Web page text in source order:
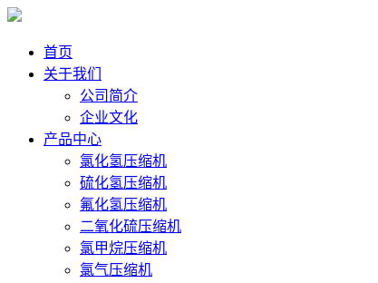
首页
关于我们
公司简介
企业文化
产品中心
氯化氢压缩机
硫化氢压缩机
氟化氢压缩机
二氧化硫压缩机
氯甲烷压缩机
氯气压缩机